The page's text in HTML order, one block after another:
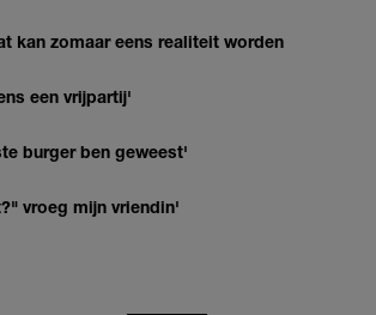
kan zomaar eens realiteit worden
een vrijpartij'
burger ben geweest'
vroeg mijn vriendin'